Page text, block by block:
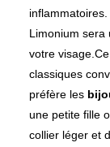
Limonium sera
votre
classiques
préfère les
une petite fille
collier léger et